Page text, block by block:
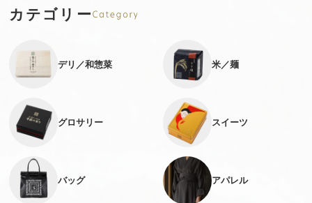
カテゴリー
デリ／和惣菜 米／麺
グロサリー スイーツ
バッグ アパレル